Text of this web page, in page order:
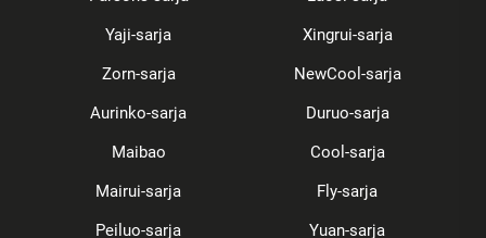
Yaji-sarja
Xingrui-sarja
Zorn-sarja
NewCool-sarja
Aurinko-sarja
Duruo-sarja
Maibao
Cool-sarja
Mairui-sarja
Fly-sarja
Peiluo-sarja
Yuan-sarja